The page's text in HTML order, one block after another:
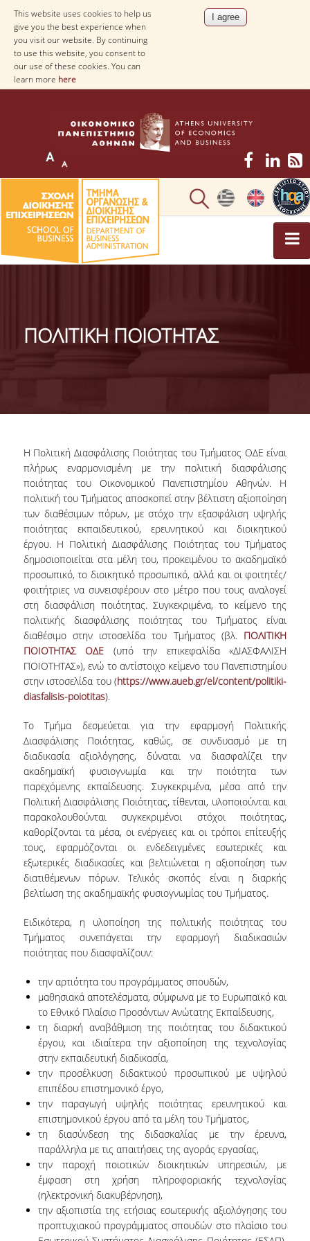
This website uses cookies to help us
give you the best experience when
you visit our website. By continuing
to use this website, you consent to
our use of these cookies. You can
learn more here
UNDERGRADUATE STUDIES
STUDENT ACADEMIC ADVISOR
ΠΟΛΙΤΙΚΗ ΠΟΙΟΤΗΤΑΣ
Η Πολιτική Διασφάλισης Ποιότητας του Τμήματος ΟΔΕ είναι
πλήρως εναρμονισμένη με την πολιτική διασφάλισης
ποιότητας του Οικονομικού Πανεπιστημίου Αθηνών. Η
πολιτική του Τμήματος αποσκοπεί στην βέλτιστη αξιοποίηση
των διαθέσιμων πόρων, με στόχο την εξασφάλιση υψηλής
ποιότητας εκπαιδευτικού, ερευνητικού και διοικητικού
έργου. Η Πολιτική Διασφάλισης Ποιότητας του Τμήματος
δημοσιοποιείται στα μέλη του, προκειμένου το ακαδημαϊκό
προσωπικό, το διοικητικό προσωπικό, αλλά και οι φοιτητές/
φοιτήτριες να συνεισφέρουν στο μέτρο που τους αναλογεί
στη διασφάλιση ποιότητας. Συγκεκριμένα, το κείμενο της
πολιτικής διασφάλισης ποιότητας του Τμήματος είναι
διαθέσιμο στην ιστοσελίδα του Τμήματος (βλ. ΠΟΛΙΤΙΚΗ
ΠΟΙΟΤΗΤΑΣ ΟΔΕ (υπό την επικεφαλίδα «ΔΙΑΣΦΑΛΙΣΗ
ΠΟΙΟΤΗΤΑΣ»), ενώ το αντίστοιχο κείμενο του Πανεπιστημίου
στην ιστοσελίδα του (https://www.aueb.gr/el/content/politiki-
diasfalisis-poiotitas).
Το Τμήμα δεσμεύεται για την εφαρμογή Πολιτικής
Διασφάλισης Ποιότητας, καθώς, σε συνδυασμό με τη
διαδικασία αξιολόγησης, δύναται να διασφαλίζει την
ακαδημαϊκή φυσιογνωμία και την ποιότητα των
παρεχόμενης εκπαίδευσης. Συγκεκριμένα, μέσα από την
Πολιτική Διασφάλισης Ποιότητας, τίθενται, υλοποιούνται και
παρακολουθούνται συγκεκριμένοι στόχοι ποιότητας,
καθορίζονται τα μέσα, οι ενέργειες και οι τρόποι επίτευξής
τους, εφαρμόζονται οι ενδεδειγμένες εσωτερικές και
εξωτερικές διαδικασίες και βελτιώνεται η αξιοποίηση των
διατιθέμενων πόρων. Τελικός σκοπός είναι η διαρκής
βελτίωση της ακαδημαϊκής φυσιογνωμίας του Τμήματος.
Ειδικότερα, η υλοποίηση της πολιτικής ποιότητας του
Τμήματος συνεπάγεται την εφαρμογή διαδικασιών
ποιότητας που διασφαλίζουν:
την αρτιότητα του προγράμματος σπουδών,
μαθησιακά αποτελέσματα, σύμφωνα με το Ευρωπαϊκό και
το Εθνικό Πλαίσιο Προσόντων Ανώτατης Εκπαίδευσης,
τη διαρκή αναβάθμιση της ποιότητας του διδακτικού
έργου, και ιδιαίτερα την αξιοποίηση της τεχνολογίας
στην εκπαιδευτική διαδικασία,
την προσέλκυση διδακτικού προσωπικού με υψηλού
επιπέδου επιστημονικό έργο,
την παραγωγή υψηλής ποιότητας ερευνητικού και
επιστημονικού έργου από τα μέλη του Τμήματος,
τη διασύνδεση της διδασκαλίας με την έρευνα,
παράλληλα με τις απαιτήσεις της αγοράς εργασίας,
την παροχή ποιοτικών διοικητικών υπηρεσιών, με
έμφαση στη χρήση πληροφοριακής τεχνολογίας
(ηλεκτρονική διακυβέρνηση),
την αξιοπιστία της ετήσιας εσωτερικής αξιολόγησης του
προπτυχιακού προγράμματος σπουδών στο πλαίσιο του